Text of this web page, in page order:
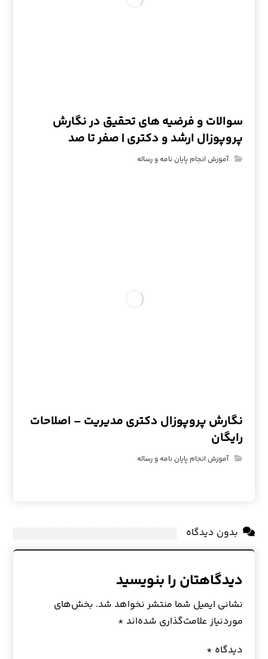
سوالات و فرضیه های تحقیق در نگارش
پروپوزال ارشد و دکتری | صفر تا صد
آموزش انجام پایان نامه و رساله
نگارش پروپوزال دکتری مدیریت – اصلاحات
رایگان
آموزش انجام پایان نامه و رساله
بدون دیدگاه
دیدگاهتان را بنویسید
نشانی ایمیل شما منتشر نخواهد شد. بخش‌های
موردنیاز علامت‌گذاری شده‌اند *
دیدگاه *